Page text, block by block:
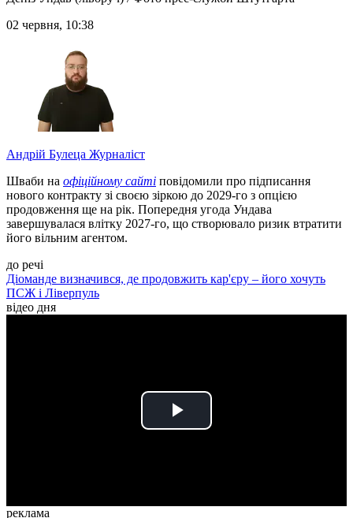
02 червня, 10:38
Андрій Булеца Журналіст
Шваби на офіційному сайті повідомили про підписання
нового контракту зі своєю зіркою до 2029-го з опцією
продовження ще на рік. Попередня угода Ундава
завершувалася влітку 2027-го, що створювало ризик втратити
його вільним агентом.
до речі
Діоманде визначився, де продовжить кар'єру – його хочуть
ПСЖ і Ліверпуль
відео дня
Play
реклама